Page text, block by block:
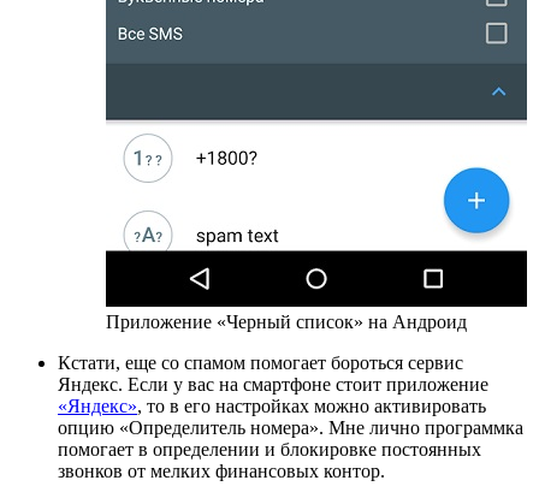
Приложение «Черный список» на Андроид
Кстати, еще со спамом помогает бороться сервис
Яндекс. Если у вас на смартфоне стоит приложение
«Яндекс», то в его настройках можно активировать
опцию «Определитель номера». Мне лично программка
помогает в определении и блокировке постоянных
звонков от мелких финансовых контор.